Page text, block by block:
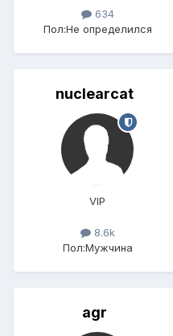
634
Пол:Не определился
nuclearcat
VIP
8.6k
Пол:Мужчина
agr